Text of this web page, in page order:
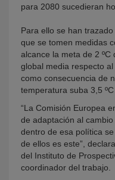
para 2080 sucedieran
Para ello se han
que se tomen medidas
alcance la meta de 2
global media respecto
como consecuencia de
temperatura suba 3,5 ºC
“La Comisión Europea
de adaptación al
dentro de esa política
de ellos es este”,
del Instituto de
coordinador del trabajo.